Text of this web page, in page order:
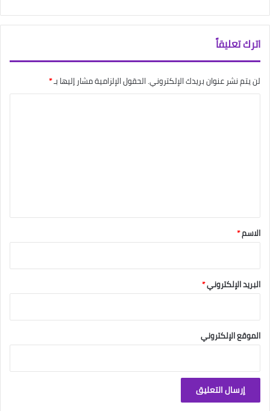
اترك تعليقاً
لن يتم نشر عنوان بريدك الإلكتروني.الحقول الإلزامية مشار إليها بـ*
*
الاسم*
البريد الإلكتروني*
الموقع الإلكتروني